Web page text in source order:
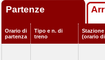
Partenze
Orario di
partenza
Tipo e n. di
treno
(orario